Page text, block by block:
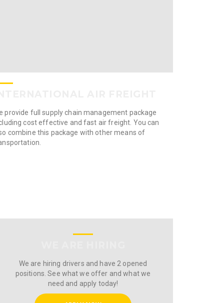
provide full supply chain management package
cost effective and fast air freight. You can
combine this package with other means of
We are hiring drivers and have 2 opened
positions. See what we offer and what we
need and apply today!